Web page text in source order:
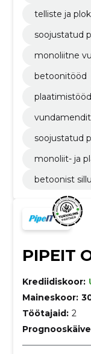
telliste ja
soojustatud
monoliitne
betoonitööd
plaatimistööd
soojustatud
monoliit- ja
betoonist
PIPEIT
Krediidiskoor:
Maineskoor:
Töötajaid: 2